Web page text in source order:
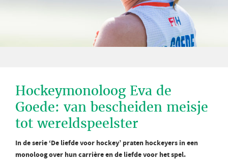
Hockeymonoloog Eva de
Goede: van bescheiden meisje
tot wereldspeelster
In de serie ‘De liefde voor hockey’ praten hockeyers in een
monoloog over hun carrière en de liefde voor het spel.